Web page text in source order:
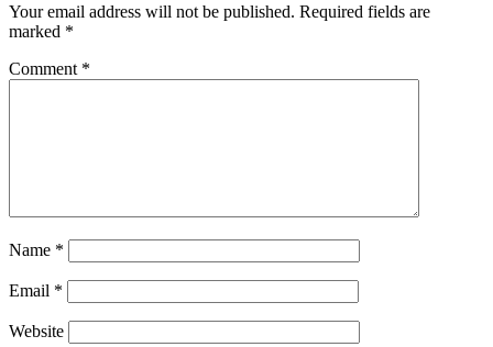
Your email address will not be published. Required fields are
marked *
Comment *
Name *
Email *
Website